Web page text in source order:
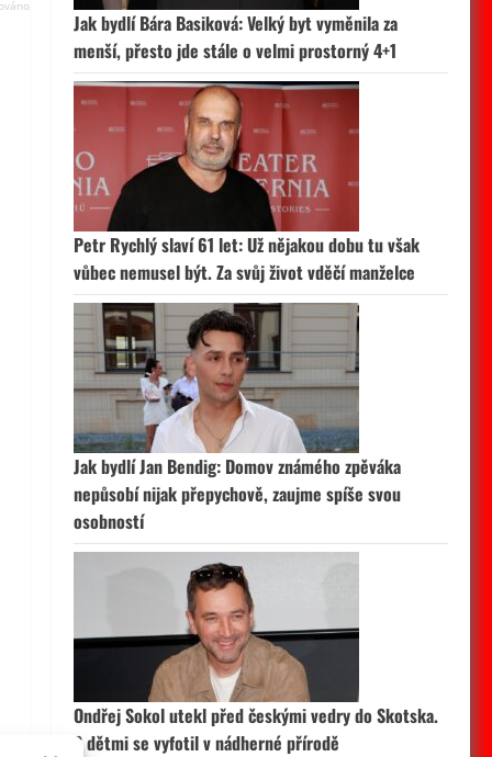
Jak bydlí Bára Basiková: Velký byt vyměnila za
menší, přesto jde stále o velmi prostorný 4+1
Petr Rychlý slaví 61 let: Už nějakou dobu tu však
vůbec nemusel být. Za svůj život vděčí manželce
Jak bydlí Jan Bendig: Domov známého zpěváka
nepůsobí nijak přepychově, zaujme spíše svou
osobností
Ondřej Sokol utekl před českými vedry do Skotska.
S dětmi se vyfotil v nádherné přírodě